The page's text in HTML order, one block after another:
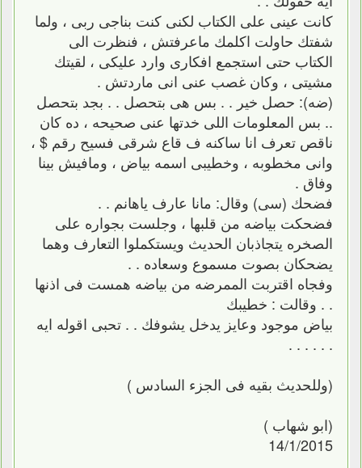
كانت عينى على الكتاب لكنى كنت بناجى ربى ، ولما
شفتك حاولت اكلمك ماعرفتش ، فنظرت الى
الكتاب حتى استجمع افكارى وارد عليكى ، لقيتك
مشيتى ، وكان غصب عنى انى ماردتش .
(ضه): حصل خير . . بس هى بتحصل . . بجد بتحصل
.. بس المعلومات اللى خدتها عنى صحيحه ، ده كان
ناقص تعرف انا ساكنه ف قاع شرقى فسيح رقم $ ،
وانى مخطوبه ، وخطيبى اسمه بياض ، ومافيش بينا
وفاق .
فضحك (سى) وقال: مانا عارف ياهانم . .
فضحكت بياضه من قلبها ، وجلست بجواره على
الصخره يتجاذبان الحديث ويستكملوا التعارف وهما
يضحكان بصوت مسموع وسعاده . .
وفجاه اقتربت الممرضه من بياضه همست فى اذنها
. . وقالت : خطيبك
بياض موجود وعايز يدخل يشوفك . . تحبى اقوله ايه
. . . . . .
(وللحديث بقيه فى الجزء السادس )
(ابو شهاب )
14/1/2015